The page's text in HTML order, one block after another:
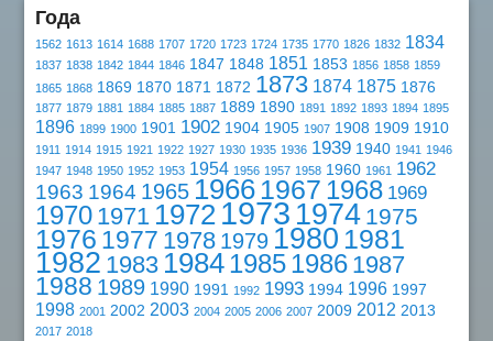
Года
1562 1613 1614 1688 1707 1720 1723 1724 1735 1770 1826 1832 1834
1837 1838 1842 1844 1846 1847 1848 1851 1853 1856 1858 1859
1865 1868 1869 1870 1871 1872 1873 1874 1875 1876
1877 1879 1881 1884 1885 1887 1889 1890 1891 1892 1893 1894 1895
1896 1899 1900 1901 1902 1904 1905 1907 1908 1909 1910
1911 1914 1915 1921 1922 1927 1930 1935 1936 1939 1940 1941 1946
1947 1948 1950 1952 1953 1954 1956 1957 1958 1960 1961 1962
1963 1964 1965 1966 1967 1968 1969
1970 1971 1972 1973 1974 1975
1976 1977 1978 1979 1980 1981
1982 1983 198419851986 1987
1988 1989 1990 1991 1992 1993 1994 1996 1997
1998 2001 2002 2003 2004 2005 2006 2007 2009 2012 2013
2017 2018